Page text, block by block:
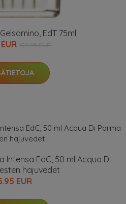
EdT 75ml
Intensa EdC, 50 ml Acqua Di
hajuvedet
EUR